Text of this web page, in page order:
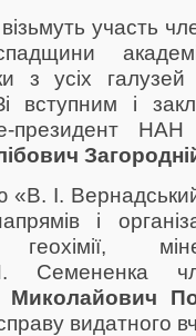
участь
з усіх
вступним і
президент
«В. І.
і
геохімії,
Миколайович
видатного